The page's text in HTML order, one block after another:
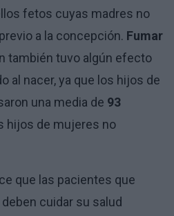
fetos cuyas madres no
a la concepción. Fumar
también tuvo algún efecto
al nacer, ya que los hijos de
una media de 93
hijos de mujeres no
que las pacientes que
cuidar su salud